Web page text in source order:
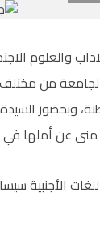
والعلوم
من
وبحضور
منى عن أملها
الأجنبية